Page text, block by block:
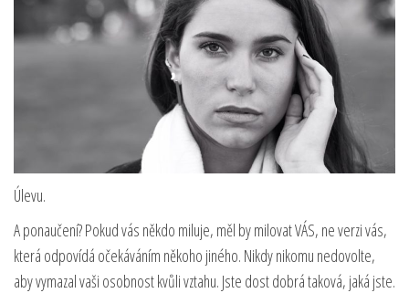
Úlevu.
A ponaučení? Pokud vás někdo miluje, měl by milovat VÁS, ne verzi vás,
která odpovídá očekáváním někoho jiného. Nikdy nikomu nedovolte,
aby vymazal vaši osobnost kvůli vztahu. Jste dost dobrá taková, jaká jste.